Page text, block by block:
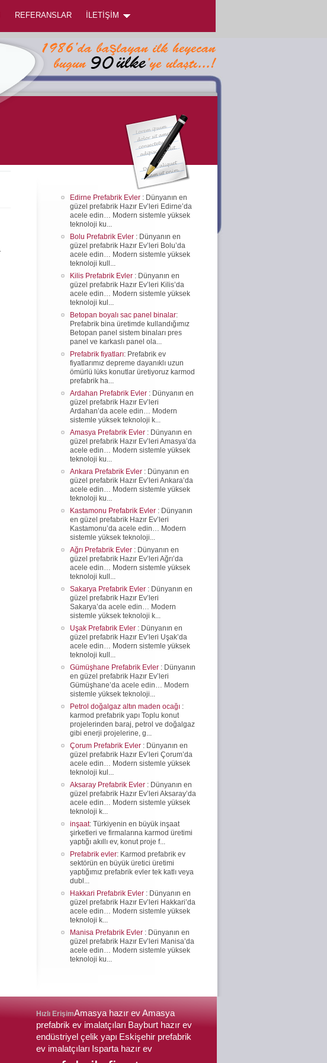
REFERANSLAR İLETİŞİM
Edirne Prefabrik Evler : Dünyanın en
güzel prefabrik Hazır Ev’leri Edirne’da
acele edin… Modern sistemle yüksek
teknoloji ku...
Bolu Prefabrik Evler : Dünyanın en
güzel prefabrik Hazır Ev’leri Bolu’da
acele edin… Modern sistemle yüksek
teknoloji kull...
Kilis Prefabrik Evler : Dünyanın en
güzel prefabrik Hazır Ev’leri Kilis’da
acele edin… Modern sistemle yüksek
teknoloji kul...
Betopan boyalı sac panel binalar:
Prefabrik bina üretimde kullandığımız
Betopan panel sistem binaları pres
panel ve karkaslı panel ola...
Prefabrik fiyatları: Prefabrik ev
fiyatlarımız depreme dayanıklı uzun
ömürlü lüks konutlar üretiyoruz karmod
prefabrik ha...
Ardahan Prefabrik Evler : Dünyanın en
güzel prefabrik Hazır Ev’leri
Ardahan’da acele edin… Modern
sistemle yüksek teknoloji k...
Amasya Prefabrik Evler : Dünyanın en
güzel prefabrik Hazır Ev’leri Amasya’da
acele edin… Modern sistemle yüksek
teknoloji ku...
Ankara Prefabrik Evler : Dünyanın en
güzel prefabrik Hazır Ev’leri Ankara’da
acele edin… Modern sistemle yüksek
teknoloji ku...
Kastamonu Prefabrik Evler : Dünyanın
en güzel prefabrik Hazır Ev’leri
Kastamonu’da acele edin… Modern
sistemle yüksek teknoloji...
Ağrı Prefabrik Evler : Dünyanın en
güzel prefabrik Hazır Ev’leri Ağrı’da
acele edin… Modern sistemle yüksek
teknoloji kull...
Sakarya Prefabrik Evler : Dünyanın en
güzel prefabrik Hazır Ev’leri
Sakarya’da acele edin… Modern
sistemle yüksek teknoloji k...
Uşak Prefabrik Evler : Dünyanın en
güzel prefabrik Hazır Ev’leri Uşak’da
acele edin… Modern sistemle yüksek
teknoloji kull...
Gümüşhane Prefabrik Evler : Dünyanın
en güzel prefabrik Hazır Ev’leri
Gümüşhane’da acele edin… Modern
sistemle yüksek teknoloji...
Petrol doğalgaz altın maden ocağı :
karmod prefabrik yapı Toplu konut
projelerinden baraj, petrol ve doğalgaz
gibi enerji projelerine, g...
Çorum Prefabrik Evler : Dünyanın en
güzel prefabrik Hazır Ev’leri Çorum’da
acele edin… Modern sistemle yüksek
teknoloji kul...
Aksaray Prefabrik Evler : Dünyanın en
güzel prefabrik Hazır Ev’leri Aksaray’da
acele edin… Modern sistemle yüksek
teknoloji k...
inşaat: Türkiyenin en büyük inşaat
şirketleri ve firmalarına karmod üretimi
yaptığı akıllı ev, konut proje f...
Prefabrik evler: Karmod prefabrik ev
sektörün en büyük üretici üretimi
yaptığımız prefabrik evler tek katlı veya
dubl...
Hakkari Prefabrik Evler : Dünyanın en
güzel prefabrik Hazır Ev’leri Hakkari’da
acele edin… Modern sistemle yüksek
teknoloji k...
Manisa Prefabrik Evler : Dünyanın en
güzel prefabrik Hazır Ev’leri Manisa’da
acele edin… Modern sistemle yüksek
teknoloji ku...
Hızlı ErişimAmasya hazır evAmasya
prefabrik ev imalatçıları Bayburt hazır ev
endüstriyel çelik yapı Eskişehir prefabrik
ev imalatçıları Isparta hazır ev